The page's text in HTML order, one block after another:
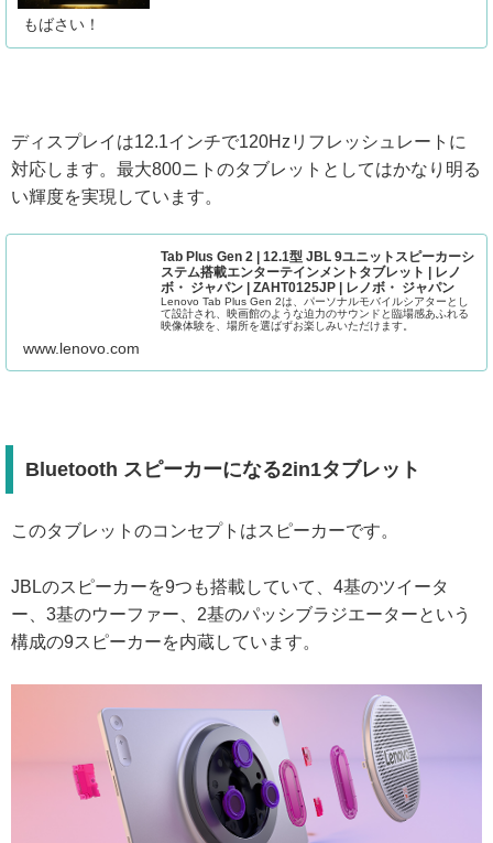
もばさい！
ディスプレイは12.1インチで120Hzリフレッシュレートに
対応します。最大800ニトのタブレットとしてはかなり明る
い輝度を実現しています。
Tab Plus Gen 2 | 12.1型 JBL 9ユニットスピーカーシ
ステム搭載エンターテインメントタブレット | レノ
ボ・ ジャパン | ZAHT0125JP | レノボ・ ジャパン
Lenovo Tab Plus Gen 2は、パーソナルモバイルシアターとし
て設計され、映画館のような迫力のサウンドと臨場感あふれる
映像体験を、場所を選ばずお楽しみいただけます。
www.lenovo.com
Bluetooth スピーカーになる2in1タブレット
このタブレットのコンセプトはスピーカーです。
JBLのスピーカーを9つも搭載していて、4基のツイータ
ー、3基のウーファー、2基のパッシブラジエーターという
構成の9スピーカーを内蔵しています。